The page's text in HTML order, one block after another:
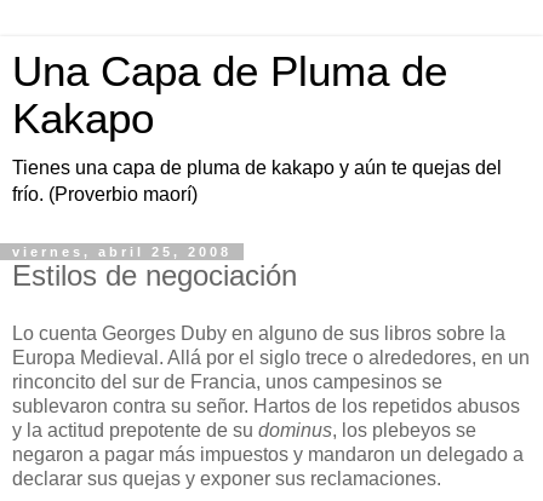
Una Capa de Pluma de
Kakapo
Tienes una capa de pluma de kakapo y aún te quejas del
frío. (Proverbio maorí)
viernes, abril 25, 2008
Estilos de negociación
Lo cuenta Georges Duby en alguno de sus libros sobre la
Europa Medieval. Allá por el siglo trece o alrededores, en un
rinconcito del sur de Francia, unos campesinos se
sublevaron contra su señor. Hartos de los repetidos abusos
y la actitud prepotente de su dominus, los plebeyos se
negaron a pagar más impuestos y mandaron un delegado a
declarar sus quejas y exponer sus reclamaciones.